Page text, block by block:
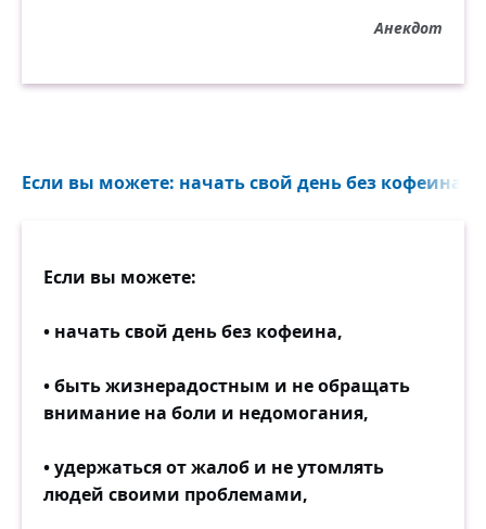
И затем докуковала
Анекдот
Если вы можете: начать свой день без кофеина,
Если вы можете:
• начать свой день без кофеина,
• быть жизнерадостным и не обращать
внимание на боли и недомогания,
• удержаться от жалоб и не утомлять
людей своими проблемами,